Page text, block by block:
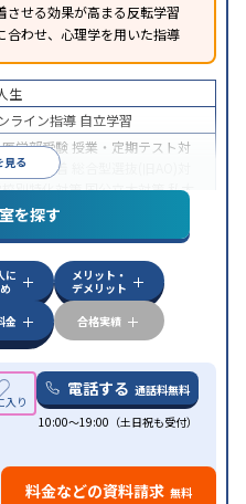
させる効果が高まる反転学習
合わせ、心理学を用いた指導
見る
生
ライン指導 自立学習
医学部受験 授業・定期テスト対
慣の定着
別特化対策国公立大対策私大
英検(英語検定)対策
その
授業の振替可能 不登校生に対
レットを利用オンライン対応
季節講習のみの受講可発達障害
を探す
に
メリット・
デメリット
金 合格実績
電話する 通話料無料
10:00～19:00（土日祝も受付）
料金などの資料請求 無料